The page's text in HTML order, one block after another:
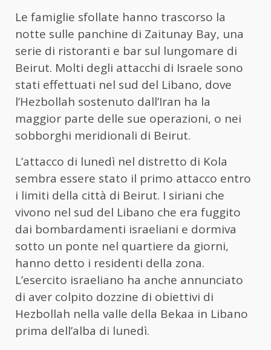
Le famiglie sfollate hanno trascorso la
notte sulle panchine di Zaitunay Bay, una
serie di ristoranti e bar sul lungomare di
Beirut. Molti degli attacchi di Israele sono
stati effettuati nel sud del Libano, dove
l’Hezbollah sostenuto dall’Iran ha la
maggior parte delle sue operazioni, o nei
sobborghi meridionali di Beirut.
L’attacco di lunedì nel distretto di Kola
sembra essere stato il primo attacco entro
i limiti della città di Beirut. I siriani che
vivono nel sud del Libano che era fuggito
dai bombardamenti israeliani e dormiva
sotto un ponte nel quartiere da giorni,
hanno detto i residenti della zona.
L’esercito israeliano ha anche annunciato
di aver colpito dozzine di obiettivi di
Hezbollah nella valle della Bekaa in Libano
prima dell’alba di lunedì.